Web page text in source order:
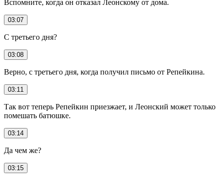
Вспомните, когда он отказал Леонскому от дома.
03:07
С третьего дня?
03:08
Верно, с третьего дня, когда получил письмо от Репейкина.
03:11
Так вот теперь Репейкин приезжает, и Леонский может только
помешать батюшке.
03:14
Да чем же?
03:15